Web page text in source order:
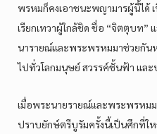
พรหมก็คงเอาชนะพญามารผู้นี้ได้
เรียกเทวาผู้ใกล้ชิด ชื่อ “จิตตุบท”
นารายณ์และพระพรหมมาช่วยกัน
ไปทั่วโลกมนุษย์ สวรรค์ชั้นฟ้า และ
เมื่อพระนายรายณ์และพระพรหมม
ปราบยักษ์ตรีบูรัมครั้งนี้เป็นศึกที่ใ